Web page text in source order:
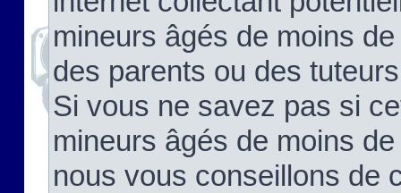
mineurs âgés de moins
des parents ou des
Si vous ne savez pas si
mineurs âgés de moins
nous vous conseillons de